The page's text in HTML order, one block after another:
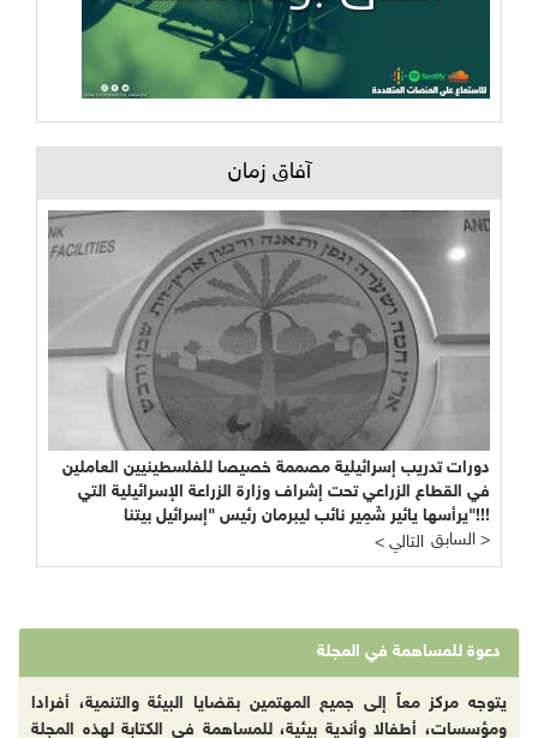
آفاق زمان
دورات تدريب إسرائيلية مصممة خصيصا للفلسطينيين العاملين
في القطاع الزراعي تحت إشراف وزارة الزراعة الإسرائيلية التي
يرأسها يائير شَمِير نائب ليبرمان رئيس "إسرائيل بيتنا"!!!
< التالي
السابق >
دعوة للمساهمة في المجلة
يتوجه مركز معاً إلى جميع المهتمين بقضايا البيئة والتنمية، أفرادا
ومؤسسات، أطفالا وأندية بيئية، للمساهمة في الكتابة لهذه المجلة